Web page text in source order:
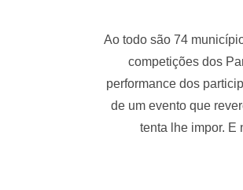
Ao todo são 74
competições dos
performance dos
de um evento que
tenta lhe impor. E